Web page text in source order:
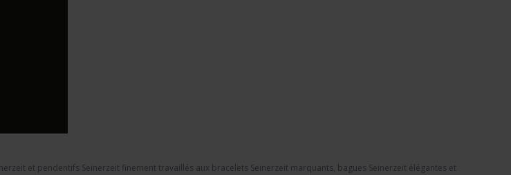
et pendentifs Seinerzeit finement travaillés aux bracelets Seinerzeit marquants, bagues Seinerzeit élégantes et